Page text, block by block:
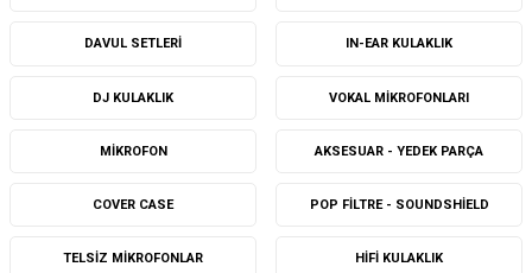
DAVUL SETLERI IN-EAR KULAKLIK
DJ KULAKLIK VOKAL MIKROFONLARI
MIKROFON AKSESUAR - YEDEK PARÇA
COVER CASE POP FILTRE - SOUNDSHIELD
TELSIZ MIKROFONLAR HIFI KULAKLIK